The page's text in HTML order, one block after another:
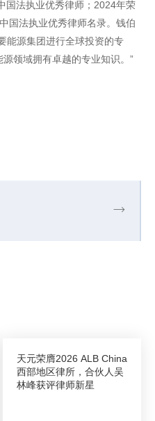
国法执业优秀律师；2024年荣
国法执业优秀律师名录。钱伯
能源集团进行全球投资的专
领域拥有卓越的专业知识。”
天元荣膺2026 ALB China
西部地区律所，合伙人吴
林峰获评律师新星